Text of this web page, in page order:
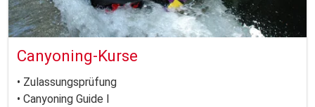
Canyoning-Kurse
• Zulassungsprüfung
• Canyoning Guide I